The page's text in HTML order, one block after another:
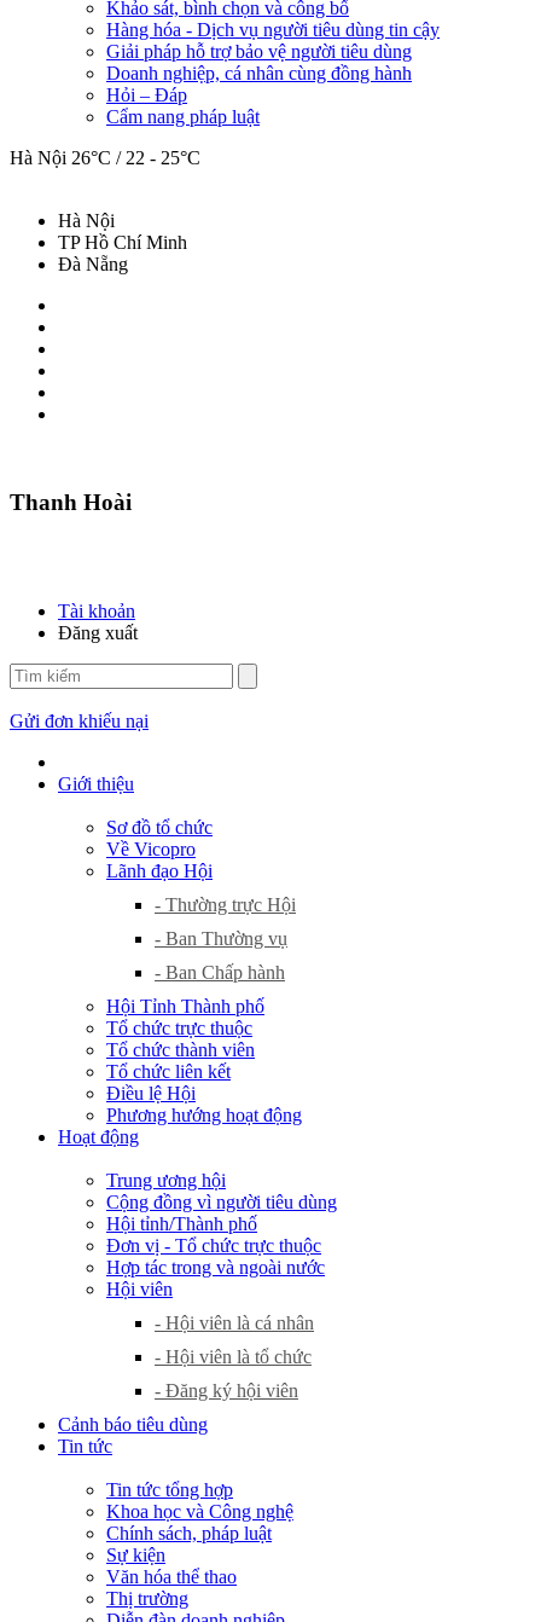
Khảo sát, bình chọn và công bố
Hàng hóa - Dịch vụ người tiêu dùng tin cậy
Giải pháp hỗ trợ bảo vệ người tiêu dùng
Doanh nghiệp, cá nhân cùng đồng hành
Hỏi – Đáp
Cẩm nang pháp luật
Hà Nội 26°C / 22 - 25°C
Hà Nội
TP Hồ Chí Minh
Đà Nẵng
Thanh Hoài
Tài khoản
Đăng xuất
Gửi đơn khiếu nại
Giới thiệu
Sơ đồ tổ chức
Về Vicopro
Lãnh đạo Hội
- Thường trực Hội
- Ban Thường vụ
- Ban Chấp hành
Hội Tỉnh Thành phố
Tổ chức trực thuộc
Tổ chức thành viên
Tổ chức liên kết
Điều lệ Hội
Phương hướng hoạt động
Hoạt động
Trung ương hội
Cộng đồng vì người tiêu dùng
Hội tỉnh/Thành phố
Đơn vị - Tổ chức trực thuộc
Hợp tác trong và ngoài nước
Hội viên
- Hội viên là cá nhân
- Hội viên là tổ chức
- Đăng ký hội viên
Cảnh báo tiêu dùng
Tin tức
Tin tức tổng hợp
Khoa học và Công nghệ
Chính sách, pháp luật
Sự kiện
Văn hóa thể thao
Thị trường